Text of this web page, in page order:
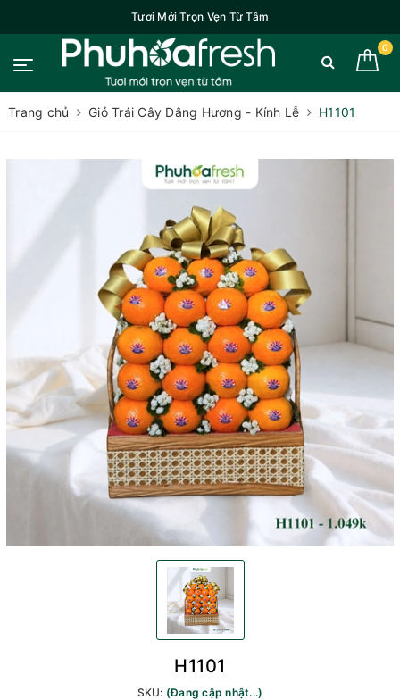
Tươi Mới Trọn Vẹn Từ Tâm
0
Trang chủ Giỏ Trái Cây Dâng Hương - Kính Lễ H1101
H1101
SKU: (Đang cập nhật...)